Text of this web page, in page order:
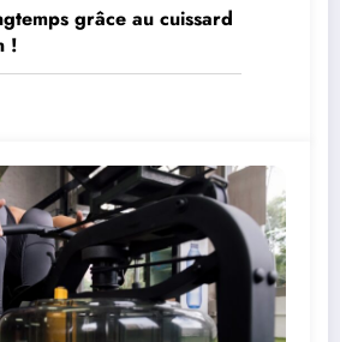
grâce au cuissard
!